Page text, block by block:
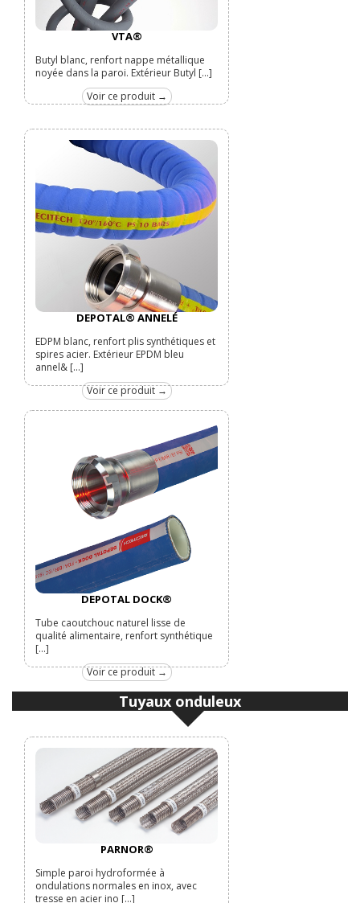
VTA®
Butyl blanc, renfort nappe métallique
noyée dans la paroi. Extérieur Butyl [...]
Voir ce produit →
DEPOTAL® ANNELÉ
EDPM blanc, renfort plis synthétiques et
spires acier. Extérieur EPDM bleu
annel& [...]
Voir ce produit →
DEPOTAL DOCK®
Tube caoutchouc naturel lisse de
qualité alimentaire, renfort synthétique
[...]
Voir ce produit →
Tuyaux onduleux
PARNOR®
Simple paroi hydroformée à
ondulations normales en inox, avec
tresse en acier ino [...]